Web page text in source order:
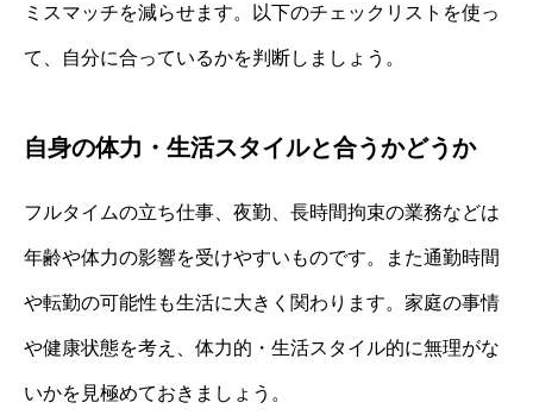
ミスマッチを減らせます。以下のチェックリストを使っ
て、自分に合っているかを判断しましょう。
自身の体力・生活スタイルと合うかどうか
フルタイムの立ち仕事、夜勤、長時間拘束の業務などは
年齢や体力の影響を受けやすいものです。また通勤時間
や転勤の可能性も生活に大きく関わります。家庭の事情
や健康状態を考え、体力的・生活スタイル的に無理がな
いかを見極めておきましょう。